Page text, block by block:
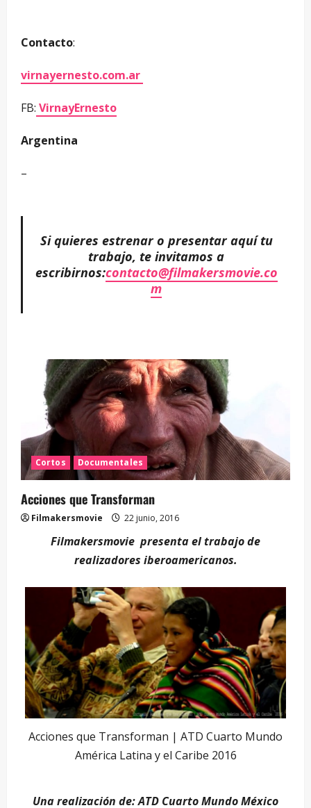
Contacto:
virnayernesto.com.ar
FB: VirnayErnesto
Argentina
–
Si quieres estrenar o presentar aquí tu
trabajo, te invitamos a
escribirnos:contacto@filmakersmovie.co
m
Cortos Documentales
Acciones que Transforman
Filmakersmovie 22 junio, 2016
Filmakersmovie presenta el trabajo de
realizadores iberoamericanos.
Acciones que Transforman | ATD Cuarto Mundo
América Latina y el Caribe 2016
Una realización de:ATD Cuarto Mundo México